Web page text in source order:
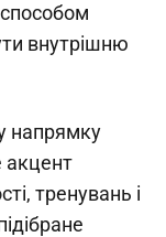
внутрішню
напрямку
акцент
тренувань і